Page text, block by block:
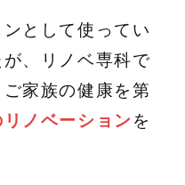
として使ってい
、リノベ専科で
家族の健康を第
ノベーション を